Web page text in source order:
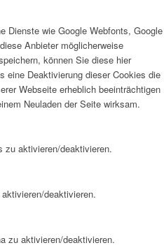
Dienste wie Google Webfonts, Google
Anbieter möglicherweise
können Sie diese hier
eine Deaktivierung dieser Cookies die
Webseite erheblich beeinträchtigen
Neuladen der Seite wirksam.
zu aktivieren/deaktivieren.
deaktivieren.
zu aktivieren/deaktivieren.